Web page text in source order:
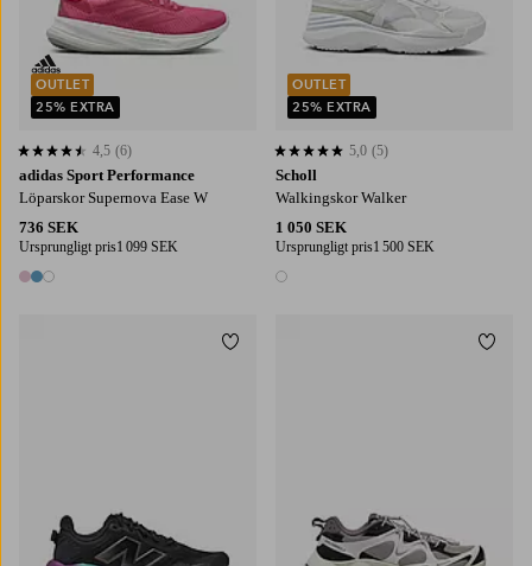
adidas Sport Performance
Löparskor Supernova Ease W
736 SEK
Ursprungligt pris1 099 SEK
3 färger
4,5 baserat på 6 st betyg
4,5 (6)
OUTLET
25% EXTRA
Scholl
Walkingskor Walker
1 050 SEK
Ursprungligt pris1 500 SEK
1 färg
5,0 baserat på 5 st betyg
5,0 (5)
OUTLET
25% EXTRA
Lägg till i favoriter